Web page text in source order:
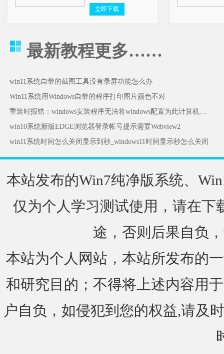
立即下载
最新教程更多……
win11系统自带的截图工具没有录屏功能怎么办
Win11系统用Windows自带的程序打印图片颜色不对
重装时报错：windows安装程序无法将windows配置为此计算机的硬件运行怎么办
win10系统新版EDGE浏览器登录帐号提示需要Webview2
win11系统时间怎么关闭显示到秒_windows11时间显示秒怎么关闭
本站发布的Win7纯净版系统、
仅为个人学习测试使用，请在下
途，否则后果自负
本站为个人网站，本站所发布的
和研究目的；不得将上述内容用
户自负，如侵犯到您的权益,请及